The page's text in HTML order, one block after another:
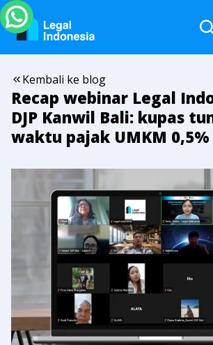
Kembali ke blog
Recap webinar Legal
DJP Kanwil Bali: kupas
waktu pajak UMKM 0,5%